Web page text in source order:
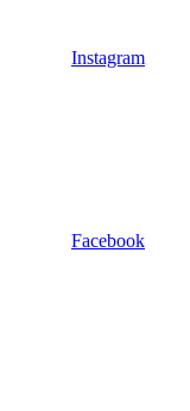
Instagram
Facebook